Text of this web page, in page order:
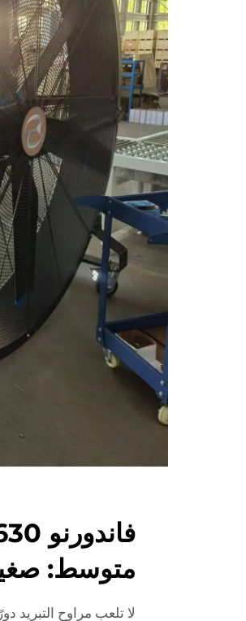
متوسط:
لا تلعب مراوح التبريد